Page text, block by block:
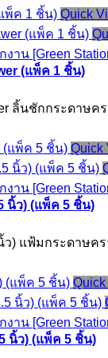
Quick
งาน [Green
(แพ็ค 1 ชิ้น)
ลิ้นชักกระดาษ
Quick
งาน [Green
นิ้ว) (แพ็ค 5 ชิ้น)
นิ้ว) แฟ้มกระดาษ
งาน [Green
นิ้ว) (แพ็ค 5 ชิ้น)